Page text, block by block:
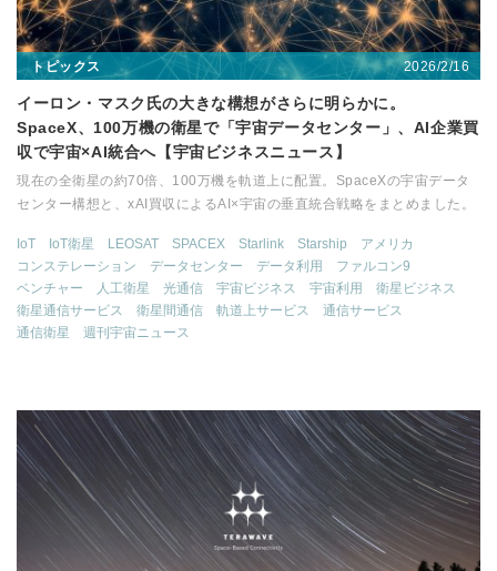
トピックス 2026/2/16
イーロン・マスク氏の大きな構想がさらに明らかに。
SpaceX、100万機の衛星で「宇宙データセンター」、AI企業買
収で宇宙×AI統合へ【宇宙ビジネスニュース】
現在の全衛星の約70倍、100万機を軌道上に配置。SpaceXの宇宙データ
センター構想と、xAI買収によるAI×宇宙の垂直統合戦略をまとめました。
IoT IoT衛星 LEOSAT SPACEX Starlink Starship
アメリカ
コンステレーション
データセンター データ利用
ファルコン9
ベンチャー
人工衛星 光通信 宇宙ビジネス 宇宙利用
衛星ビジネス
衛星通信サービス
衛星間通信 軌道上サービス
通信サービス
通信衛星
週刊宇宙ニュース